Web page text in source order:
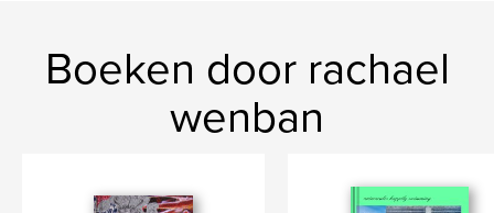
Boeken door rachael
wenban